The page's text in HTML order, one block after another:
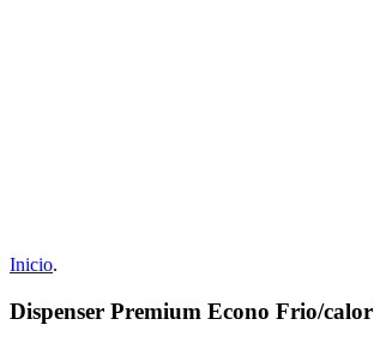
Inicio.
Dispenser Premium Econo Frio/calor